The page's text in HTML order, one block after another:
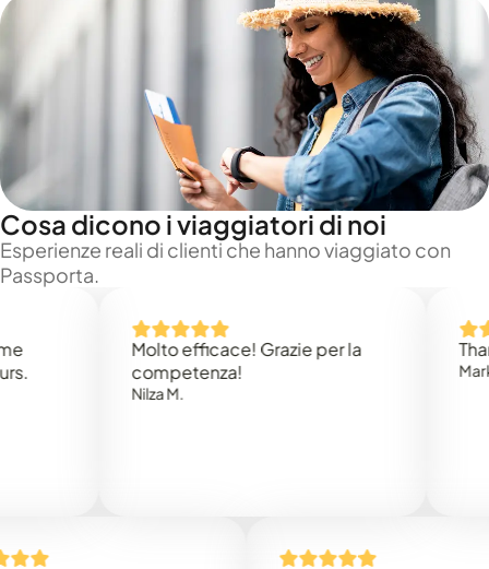
Cosa dicono i viaggiatori di noi
Esperienze reali di clienti che hanno viaggiato con
Passporta.
Molto efficace! Grazie per la
competenza!
Thank
Mark N.